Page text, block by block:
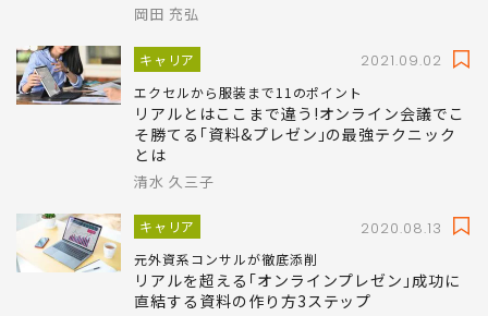
岡田 充弘
キャリア 2021.09.02
エクセルから服装まで11のポイント
リアルとはここまで違う!オンライン会議でこ
そ勝てる｢資料&プレゼン｣の最強テクニック
とは
清水 久三子
キャリア 2020.08.13
元外資系コンサルが徹底添削
リアルを超える｢オンラインプレゼン｣成功に
直結する資料の作り方3ステップ